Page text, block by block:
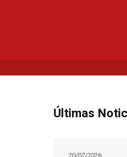
Últimas